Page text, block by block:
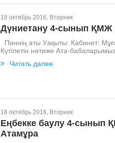
18 октябрь 2016, Вторник
Дүниетану 4-сынып ҚМЖ
Пәннің аты Уақыты: Кабинет:
Күтілетін нәтиже Ата-
Читать далее
18 октябрь 2016, Вторник
Еңбекке баулу 4-сынып
Атамұра